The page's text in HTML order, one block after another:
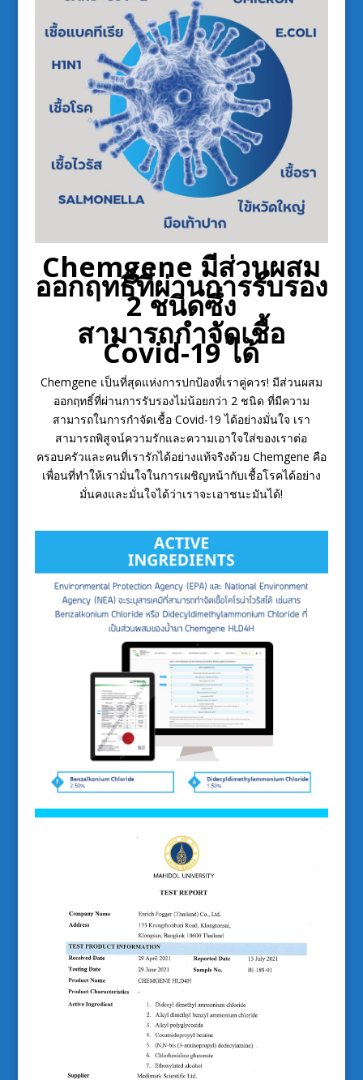
Chemgene มีส่วนผสม
ออกฤทธิ์ที่ผ่านการรับรอง
2 ชนิดซึ่ง
สามารถกำจัดเชื้อ
Covid-19 ได้
Chemgene เป็นที่สุดแห่งการปกป้องที่เราคู่ควร! มีส่วนผสม
ออกฤทธิ์ที่ผ่านการรับรองไม่น้อยกว่า 2 ชนิด ที่มีความ
สามารถในการกำจัดเชื้อ Covid-19 ได้อย่างมั่นใจ เรา
สามารถพิสูจน์ความรักและความเอาใจใส่ของเราต่อ
ครอบครัวและคนที่เรารักได้อย่างแท้จริงด้วย Chemgene คือ
เพื่อนที่ทำให้เรามั่นใจในการเผชิญหน้ากับเชื้อโรคได้อย่าง
มั่นคงและมั่นใจได้ว่าเราจะเอาชนะมันได้!